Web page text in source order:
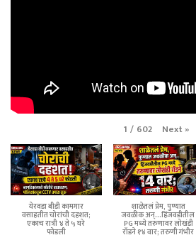
1 / 602 Next»
येरवडा बीडी कामगार
वसाहतीत चोरांची दहशत;
एकाच रात्री ४ ते ५ घरे
फोडली
शाळेतलं प्रेम, पुण्यात
जवळीक अन्...हिंजवडीतील
PG मध्ये तरुणावर लोखंडी
रॉडने १४ वार; तरुणी गंभीर